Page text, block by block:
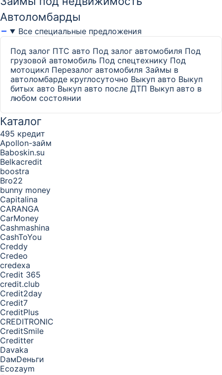
Автоломбарды
Все специальные предложения
Под залог ПТС авто Под залог автомобиля Под
грузовой автомобиль Под спецтехнику Под
мотоцикл Перезалог автомобиля Займы в
автоломбарде круглосуточно Выкуп авто Выкуп
битых авто Выкуп авто после ДТП Выкуп авто в
любом состоянии
Каталог
495 кредит
Apollon-займ
Baboskin.su
Belkacredit
boostra
Bro22
bunny money
Capitalina
CARANGA
CarMoney
Cashmashina
CashToYou
Creddy
Credeo
credexa
Credit 365
credit.club
Credit2day
Credit7
CreditPlus
CREDITRONIC
CreditSmile
Creditter
Davaka
DамDеньги
Ecozaym